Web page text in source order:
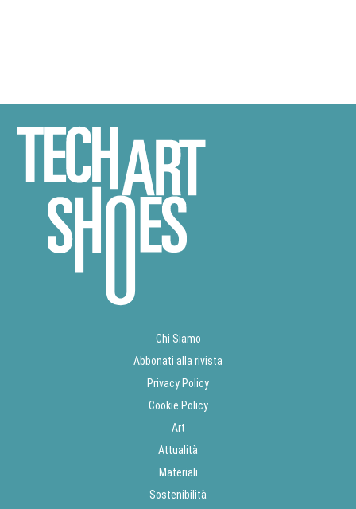
Chi Siamo
Abbonati alla rivista
Privacy Policy
Cookie Policy
Art
Attualità
Materiali
Sostenibilità